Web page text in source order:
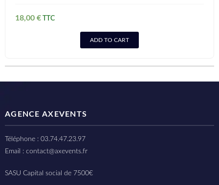
18,00 €
ADD TO CART
AGENCE AXEVENTS
Téléphone : 03.74.47.23.97
Email : contact@axevents.fr
SASU Capital social de 7500€